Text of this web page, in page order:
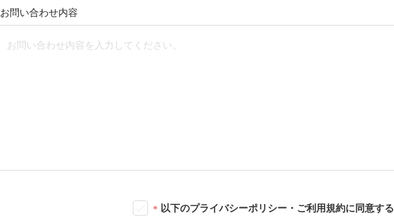
お問い合わせ内容
以下のプライバシーポリシー・ご利用規約に同意する